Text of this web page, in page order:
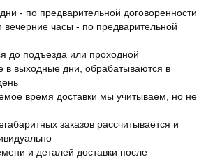
- по предварительной договоренности
вечерние часы - по предварительной
до подъезда или проходной
в выходные дни, обрабатываются в
время доставки мы учитываем, но не
заказов рассчитывается и
и деталей доставки после